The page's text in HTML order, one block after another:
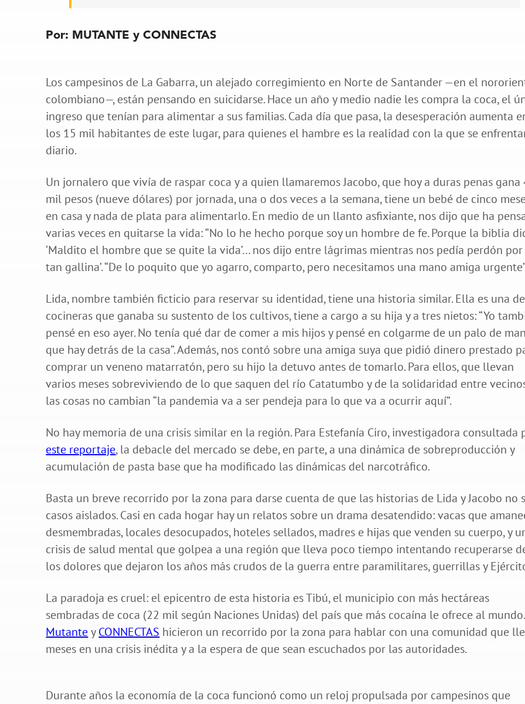
Por: MUTANTE y CONNECTAS
Los campesinos de La Gabarra, un alejado corregimiento en Norte de Santander —en el
colombiano—, están pensando en suicidarse. Hace un año y medio nadie les compra la coca, el
ingreso que tenían para alimentar a sus familias. Cada día que pasa, la desesperación aumenta
los 15 mil habitantes de este lugar, para quienes el hambre es la realidad con la que se
diario.
Un jornalero que vivía de raspar coca y a quien llamaremos Jacobo, que hoy a duras penas gana
mil pesos (nueve dólares) por jornada, una o dos veces a la semana, tiene un bebé de cinco
en casa y nada de plata para alimentarlo. En medio de un llanto asfixiante, nos dijo que ha
varias veces en quitarse la vida: “No lo he hecho porque soy un hombre de fe. Porque la biblia
‘Maldito el hombre que se quite la vida’… nos dijo entre lágrimas mientras nos pedía perdón por
tan gallina’. “De lo poquito que yo agarro, comparto, pero necesitamos una mano amiga
Lida, nombre también ficticio para reservar su identidad, tiene una historia similar. Ella es una
cocineras que ganaba su sustento de los cultivos, tiene a cargo a su hija y a tres nietos: “Yo
pensé en eso ayer. No tenía qué dar de comer a mis hijos y pensé en colgarme de un palo de
que hay detrás de la casa”. Además, nos contó sobre una amiga suya que pidió dinero prestado
comprar un veneno matarratón, pero su hijo la detuvo antes de tomarlo. Para ellos, que llevan
varios meses sobreviviendo de lo que saquen del río Catatumbo y de la solidaridad entre
las cosas no cambian “la pandemia va a ser pendeja para lo que va a ocurrir aquí”.
No hay memoria de una crisis similar en la región. Para Estefanía Ciro, investigadora consultada
este reportaje, la debacle del mercado se debe, en parte, a una dinámica de sobreproducción y
acumulación de pasta base que ha modificado las dinámicas del narcotráfico.
Basta un breve recorrido por la zona para darse cuenta de que las historias de Lida y Jacobo no
casos aislados. Casi en cada hogar hay un relatos sobre un drama desatendido: vacas que
desmembradas, locales desocupados, hoteles sellados, madres e hijas que venden su cuerpo, y
crisis de salud mental que golpea a una región que lleva poco tiempo intentando recuperarse
los dolores que dejaron los años más crudos de la guerra entre paramilitares, guerrillas y
La paradoja es cruel: el epicentro de esta historia es Tibú, el municipio con más hectáreas
sembradas de coca (22 mil según Naciones Unidas) del país que más cocaína le ofrece al mundo.
MutanteyCONNECTAS hicieron un recorrido por la zona para hablar con una comunidad que
meses en una crisis inédita y a la espera de que sean escuchados por las autoridades.
Durante años la economía de la coca funcionó como un reloj propulsada por campesinos que